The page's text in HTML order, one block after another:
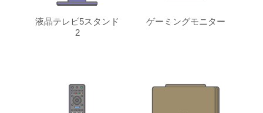
液晶テレビ5スタンド
2
ゲーミングモニター